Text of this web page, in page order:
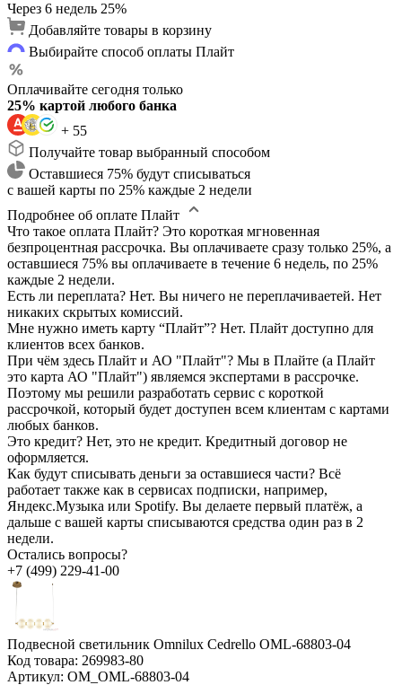
Через 6 недель 25%
Добавляйте товары в корзину
Выбирайте способ оплаты Плайт
Оплачивайте сегодня только
25% картой любого банка
+ 55
Получайте товар выбранный способом
Оставшиеся 75% будут списываться
с вашей карты по 25% каждые 2 недели
Подробнее об оплате Плайт
Что такое оплата Плайт? Это короткая мгновенная
безпроцентная рассрочка. Вы оплачиваете сразу только 25%, а
оставшиеся 75% вы оплачиваете в течение 6 недель, по 25%
каждые 2 недели.
Есть ли переплата? Нет. Вы ничего не переплачиваетей. Нет
никаких скрытых комиссий.
Мне нужно иметь карту “Плайт”? Нет. Плайт доступно для
клиентов всех банков.
При чём здесь Плайт и АО "Плайт"? Мы в Плайте (а Плайт
это карта АО "Плайт") являемся экспертами в рассрочке.
Поэтому мы решили разработать сервис с короткой
рассрочкой, который будет доступен всем клиентам с картами
любых банков.
Это кредит? Нет, это не кредит. Кредитный договор не
оформляется.
Как будут списывать деньги за оставшиеся части? Всё
работает также как в сервисах подписки, например,
Яндекс.Музыка или Spotify. Вы делаете первый платёж, а
дальше с вашей карты списываются средства один раз в 2
недели.
Остались вопросы?
+7 (499) 229-41-00
Подвесной светильник Omnilux Cedrello OML-68803-04
Код товара: 269983-80
Артикул: OM_OML-68803-04